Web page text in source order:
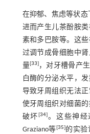
在抑郁、焦虑等状
进而产生儿茶酚胺
素和多巴胺等。这
过调节成骨细胞中
量[33]，对牙槽骨产
白酶的分泌水平，
导致牙周组织无法
使牙周组织对细菌
破坏 [34]。这些神经
Graziano等[35]的实验